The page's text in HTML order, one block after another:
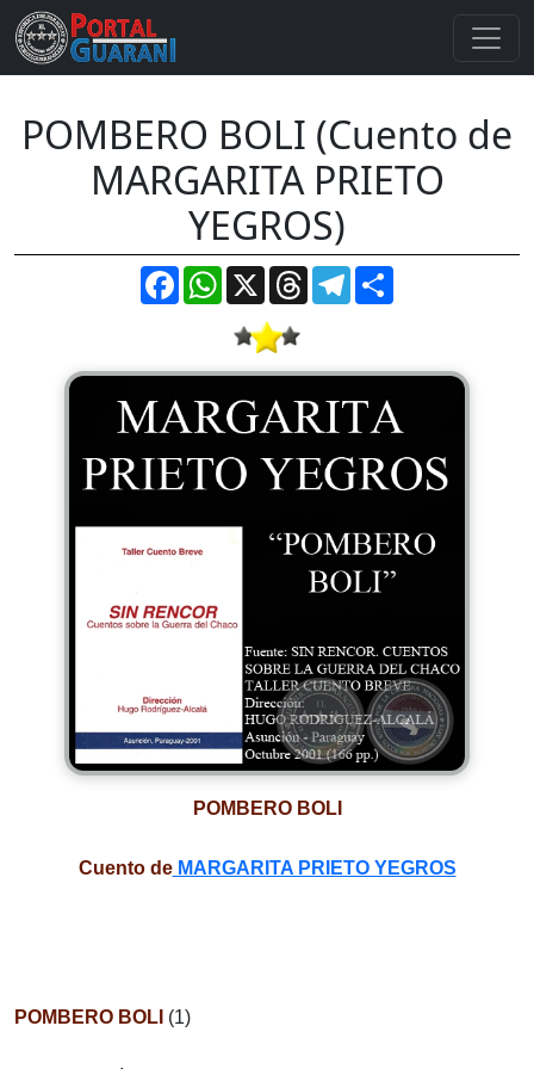
POMBERO BOLI (Cuento de
MARGARITA PRIETO
YEGROS)
FacebookWhatsApp
X ThreadsTelegram
POMBERO BOLI
Cuento deMARGARITA PRIETO YEGROS
POMBERO BOLI (1)